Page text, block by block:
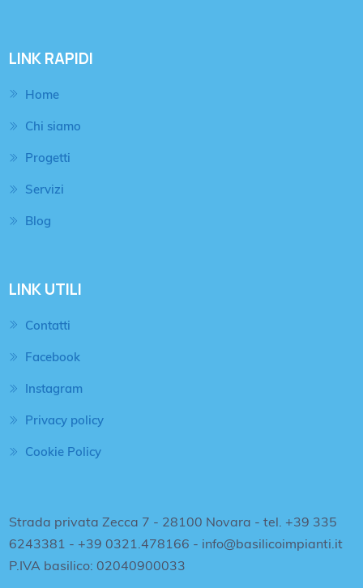
LINK RAPIDI
Home
Chi siamo
Progetti
Servizi
Blog
LINK UTILI
Contatti
Facebook
Instagram
Privacy policy
Cookie Policy
Strada privata Zecca 7 - 28100 Novara - tel. +39 335
6243381 - +39 0321.478166 - info@basilicoimpianti.it
P.IVA basilico: 02040900033